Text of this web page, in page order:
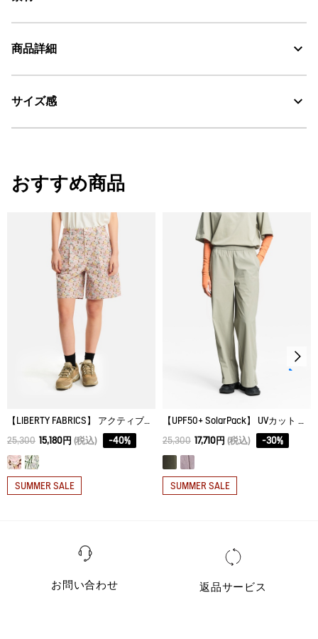
スチームなしでアイロン仕上げ。
ウェットクリーニング処理ができる。：通常の処理
商品詳細
・色：セーブル (002)
サイズ感
34
76
38 76
40
おすすめ商品
【LIBERTY FABRICS】 アクティブバミューダパンツ
25,300 15,180円 (税込) -40%
SUMMER SALE
【UPF50+ SolarPack】 UVカット 吸水速乾 接触冷感 サイドジップパンツ
25,300 17,710円 (税込) -30%
SUMMER SALE
お問い合わせ 返品サービス